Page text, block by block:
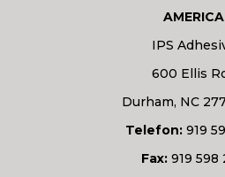
IPS
600 Ellis
Durham, NC
Telefon:919
Fax: 919 598